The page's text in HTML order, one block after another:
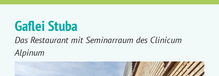
Gaflei Stuba
Das Restaurant mit Seminarraum des Clinicum
Alpinum